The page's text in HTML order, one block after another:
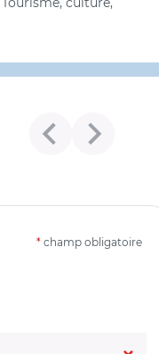
* champ obligatoire